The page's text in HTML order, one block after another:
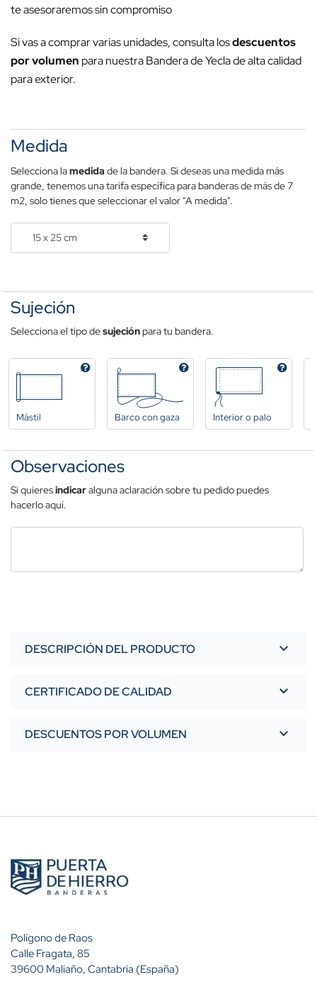
te asesoraremos sin compromiso
Si vas a comprar varias unidades, consulta losdescuentos
por volumen para nuestra Bandera de Yecla de alta calidad
para exterior.
Medida
Selecciona lamedida de la bandera. Si deseas una medida más
grande, tenemos una tarifa específica para banderas de más de 7
m2, solo tienes que seleccionar el valor "A medida".
Sujeción
Selecciona el tipo desujeciónpara tu bandera.
Mástil Barco con gaza Interior o palo
Observaciones
Si quieresindicaralguna aclaración sobre tu pedido puedes
hacerlo aquí.
DESCRIPCIÓN DEL PRODUCTO
CERTIFICADO DE CALIDAD
DESCUENTOS POR VOLUMEN
Polígono de Raos
Calle Fragata, 85
39600 Maliaño, Cantabria (España)